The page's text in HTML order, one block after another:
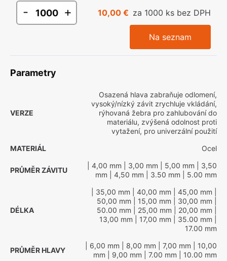
- + 10,00 € za 1000 ks bez DPH
Na seznam
Parametry
VERZE
Osazená hlava zabraňuje odlomení,
vysoký/nízký závit zrychluje vkládání,
rýhovaná žebra pro zahlubování do
materiálu, zvýšená odolnost proti
vytažení, pro univerzální použití
MATERIÁL
Ocel
PRŮMĚR ZÁVITU
| 4,00 mm | 3,00 mm | 5,00 mm | 3,50
mm | 4,50 mm | 3.50 mm | 5.00 mm
DÉLKA
| 35,00 mm | 40,00 mm | 45,00 mm
50,00 mm | 15,00 mm | 30,00 mm
50.00 mm | 25,00 mm | 20,00 mm
13,00 mm | 17,00 mm | 35.00 mm
17.00 mm
PRŮMĚR HLAVY
| 6,00 mm | 8,00 mm | 7,00 mm | 10,00
mm | 9,00 mm | 7.00 mm | 10.00 mm